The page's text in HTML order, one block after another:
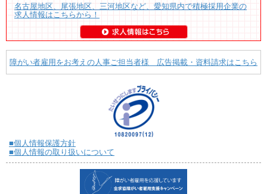
名古屋地区、尾張地区、三河地区など、愛知県内で積極採用企業の
求人情報はこちらから！
障がい者雇用をお考えの人事ご担当者様 広告掲載・資料請求はこちら
■個人情報保護方針
■個人情報の取り扱いについて